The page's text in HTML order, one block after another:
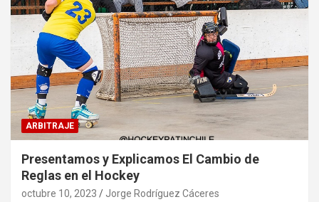
ARBITRAJE
Presentamos y Explicamos El Cambio de
Reglas en el Hockey
octubre 10, 2023 Jorge Rodríguez Cáceres